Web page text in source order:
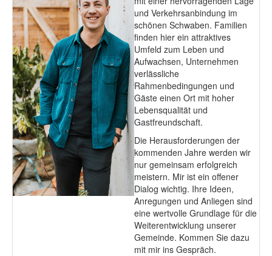
und Verkehrsanbindung im
schönen Schwaben. Familien
finden hier ein attraktives
Umfeld zum Leben und
Aufwachsen, Unternehmen
verlässliche
Rahmenbedingungen und
Gäste einen Ort mit hoher
Lebensqualität und
Gastfreundschaft.
Die Herausforderungen der
kommenden Jahre werden wir
nur gemeinsam erfolgreich
meistern. Mir ist ein offener
Dialog wichtig. Ihre Ideen,
Anregungen und Anliegen sind
eine wertvolle Grundlage für die
Weiterentwicklung unserer
Gemeinde. Kommen Sie dazu
mit mir ins Gespräch.